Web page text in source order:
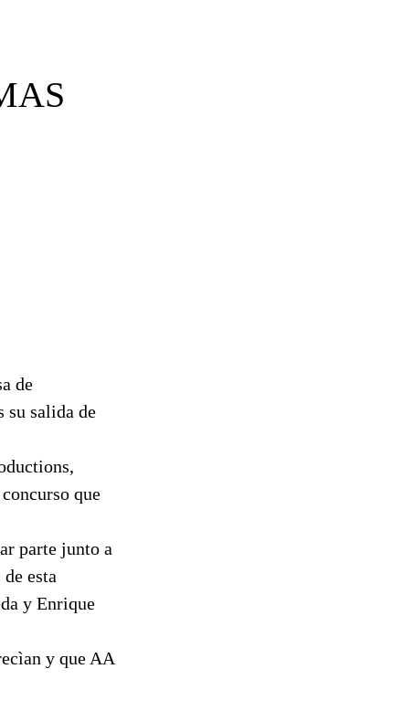
de
su salida de
que
parte junto a
esta
y Enrique
y que AA